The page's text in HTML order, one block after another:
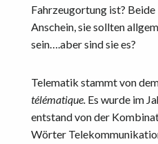
Fahrzeugortung ist?
Anschein, sie sollten
sein….aber sind sie es?
Telematik stammt von
télématique. Es wurde im
entstand von der
Wörter